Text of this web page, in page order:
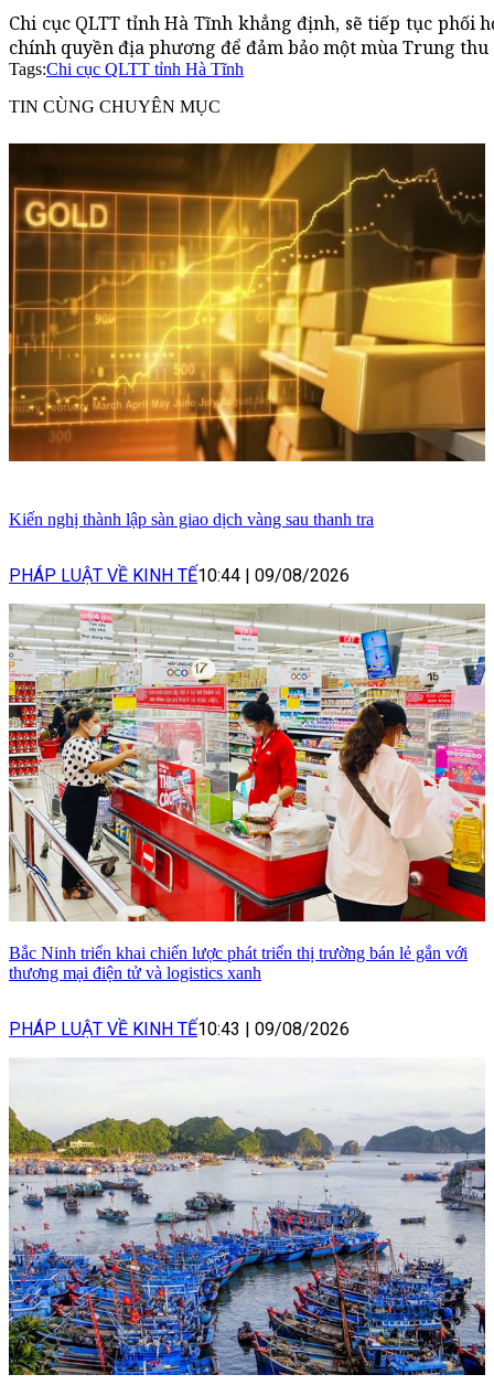
Chi cục QLTT tỉnh Hà Tĩnh khẳng định, sẽ tiếp tục phối
chính quyền địa phương để đảm bảo một mùa Trung
Tags:Chi cục QLTT tỉnh Hà Tĩnh
TIN CÙNG CHUYÊN MỤC
Kiến nghị thành lập sàn giao dịch vàng sau thanh tra
PHÁP LUẬT VỀ KINH TẾ10:44 09/08/2026
Bắc Ninh triển khai chiến lược phát triển thị trường bán lẻ gắn với
thương mại điện tử và logistics xanh
PHÁP LUẬT VỀ KINH TẾ10:43 09/08/2026